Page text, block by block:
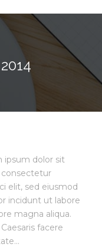
ipsum dolor sit
elit, sed eiusmod
incidunt ut labore
magna aliqua.
facere